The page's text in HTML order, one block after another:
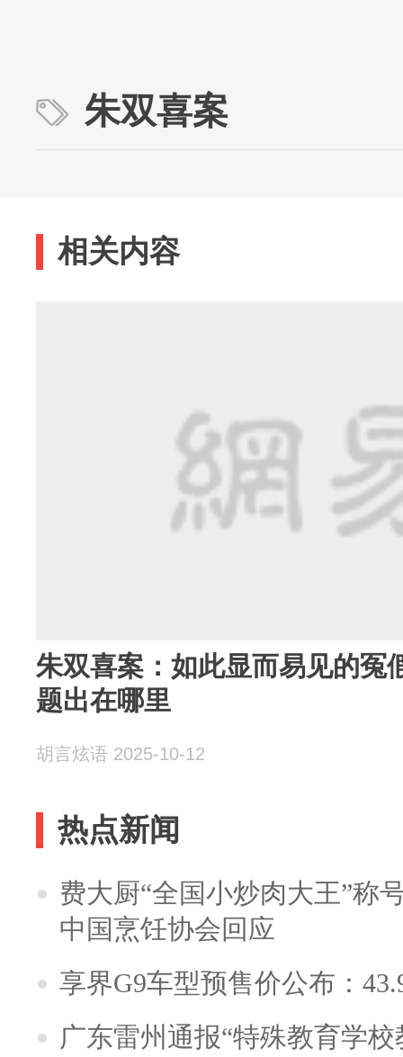
朱双喜案
相关内容
朱双喜案：如此显而易见的冤
题出在哪里
胡言炫语 2025-10-12
热点新闻
费大厨“全国小炒肉大王”称
中国烹饪协会回应
享界G9车型预售价公布：
广东雷州通报“特殊教育学